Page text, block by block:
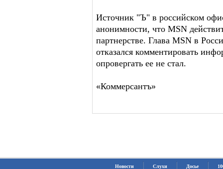
Источник "Ъ" в российском
анонимности, что MSN
партнерстве. Глава MSN в
отказался комментировать
опровергать ее не стал.
«Коммерсантъ»
Новости Слухи Досье